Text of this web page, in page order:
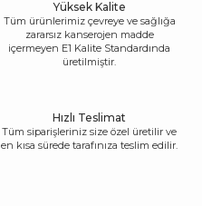
Yüksek Kalite
Tüm ürünlerimiz çevreye ve sağlığa
zararsız kanserojen madde
içermeyen E1 Kalite Standardında
üretilmiştir.
Hızlı Teslimat
Tüm siparişleriniz size özel üretilir ve
en kısa sürede tarafınıza teslim edilir.